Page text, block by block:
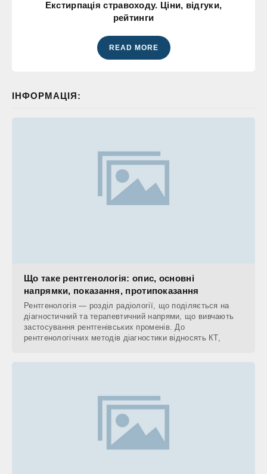
Екстирпація стравоходу. Ціни, відгуки,
рейтинги
READ MORE
ІНФОРМАЦІЯ:
Що таке рентгенологія: опис, основні
напрямки, показання, протипоказання
Рентгенологія — розділ радіології, що поділяється на
діагностичний та терапевтичний напрями, що вивчають
застосування рентгенівських променів. До
рентгенологічних методів діагностики відносять КТ,